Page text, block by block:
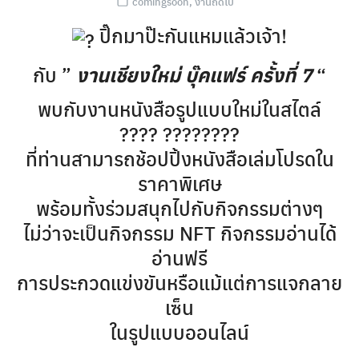
ปิ๊กมาป๊ะกันแหมแล้วเจ้า!
กับ ” งานเชียงใหม่ บุ๊คแฟร์ ครั้งที่ 7“
พบกับงานหนังสือรูปแบบใหม่ในสไตล์
???? ????????
ที่ท่านสามารถช้อปปิ้งหนังสือเล่มโปรดใน
ราคาพิเศษ
พร้อมทั้งร่วมสนุกไปกับกิจกรรมต่างๆ
ไม่ว่าจะเป็นกิจกรรม NFT กิจกรรมอ่านได้
อ่านฟรี
การประกวดแข่งขันหรือแม้แต่การแจกลาย
เซ็น
ในรูปแบบออนไลน์